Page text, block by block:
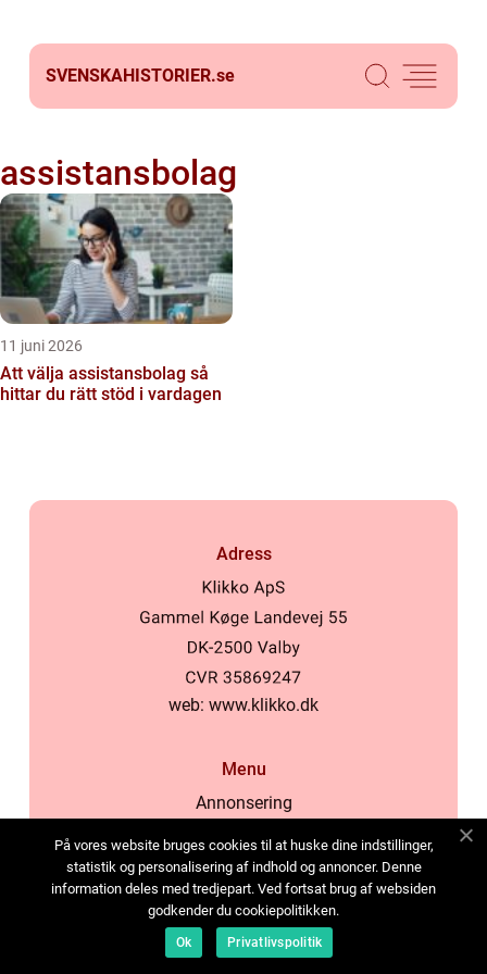
SVENSKAHISTORIER.se
assistansbolag
11 juni 2026
Att välja assistansbolag så
hittar du rätt stöd i vardagen
Adress
web: www.klikko.dk
Menu
Annonsering
Cookies
Kontakta oss
Sitemap
På vores website bruges cookies til at huske dine indstillinger,
statistik og personalisering af indhold og annoncer. Denne
information deles med tredjepart. Ved fortsat brug af websiden
godkender du cookiepolitikken.
Ok Privatlivspolitik